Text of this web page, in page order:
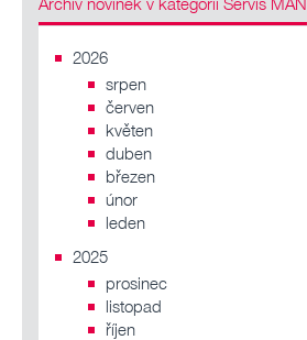
2026
srpen
červen
květen
duben
březen
únor
leden
2025
prosinec
listopad
říjen